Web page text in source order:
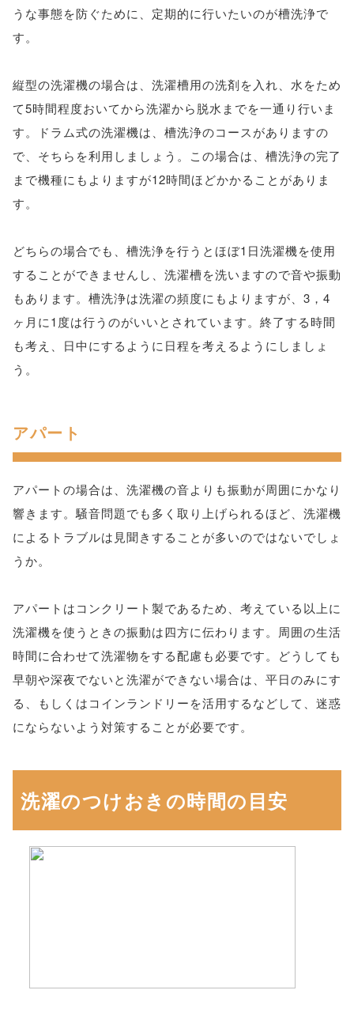
うな事態を防ぐために、定期的に行いたいのが槽洗浄で
す。
縦型の洗濯機の場合は、洗濯槽用の洗剤を入れ、水をため
て5時間程度おいてから洗濯から脱水までを一通り行いま
す。ドラム式の洗濯機は、槽洗浄のコースがありますの
で、そちらを利用しましょう。この場合は、槽洗浄の完了
まで機種にもよりますが12時間ほどかかることがありま
す。
どちらの場合でも、槽洗浄を行うとほぼ1日洗濯機を使用
することができませんし、洗濯槽を洗いますので音や振動
もあります。槽洗浄は洗濯の頻度にもよりますが、3，4
ヶ月に1度は行うのがいいとされています。終了する時間
も考え、日中にするように日程を考えるようにしましょ
う。
アパート
アパートの場合は、洗濯機の音よりも振動が周囲にかなり
響きます。騒音問題でも多く取り上げられるほど、洗濯機
によるトラブルは見聞きすることが多いのではないでしょ
うか。
アパートはコンクリート製であるため、考えている以上に
洗濯機を使うときの振動は四方に伝わります。周囲の生活
時間に合わせて洗濯物をする配慮も必要です。どうしても
早朝や深夜でないと洗濯ができない場合は、平日のみにす
る、もしくはコインランドリーを活用するなどして、迷惑
にならないよう対策することが必要です。
洗濯のつけおきの時間の目安